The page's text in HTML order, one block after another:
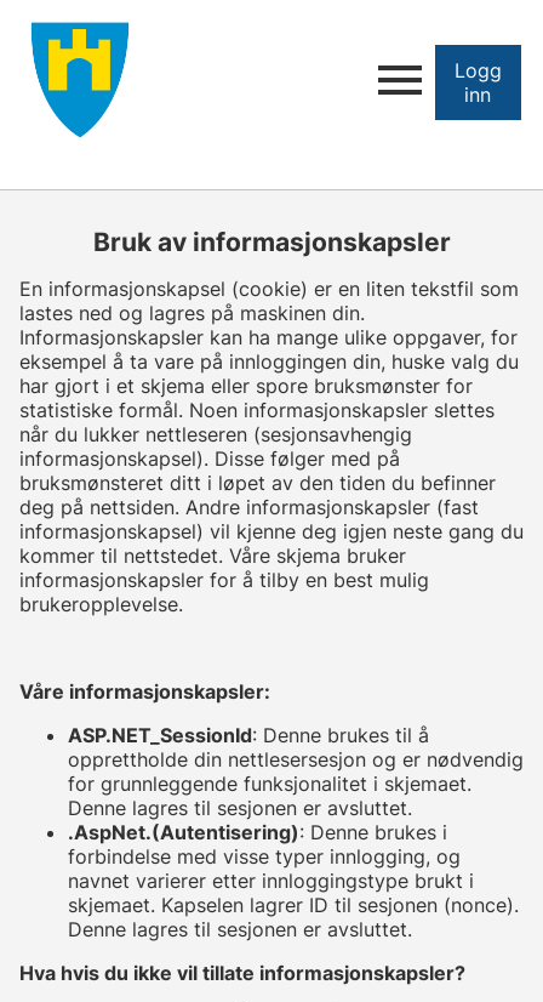
Logg
inn
Bruk av informasjonskapsler
En informasjonskapsel (cookie) er en liten tekstfil som
lastes ned og lagres på maskinen din.
Informasjonskapsler kan ha mange ulike oppgaver, for
eksempel å ta vare på innloggingen din, huske valg du
har gjort i et skjema eller spore bruksmønster for
statistiske formål. Noen informasjonskapsler slettes
når du lukker nettleseren (sesjonsavhengig
informasjonskapsel). Disse følger med på
bruksmønsteret ditt i løpet av den tiden du befinner
deg på nettsiden. Andre informasjonskapsler (fast
informasjonskapsel) vil kjenne deg igjen neste gang du
kommer til nettstedet. Våre skjema bruker
informasjonskapsler for å tilby en best mulig
brukeropplevelse.
Våre informasjonskapsler:
ASP.NET_SessionId: Denne brukes til å
opprettholde din nettlesersesjon og er nødvendig
for grunnleggende funksjonalitet i skjemaet.
Denne lagres til sesjonen er avsluttet.
.AspNet.(Autentisering): Denne brukes i
forbindelse med visse typer innlogging, og
navnet varierer etter innloggingstype brukt i
skjemaet. Kapselen lagrer ID til sesjonen (nonce).
Denne lagres til sesjonen er avsluttet.
Hva hvis du ikke vil tillate informasjonskapsler?